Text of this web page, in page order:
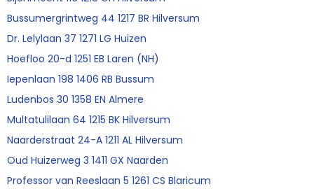
Bussumergrintweg 44 1217 BR Hilversum
Dr. Lelylaan 37 1271 LG Huizen
Hoefloo 20-d 1251 EB Laren (NH)
Iepenlaan 198 1406 RB Bussum
Ludenbos 30 1358 EN Almere
Multatulilaan 64 1215 BK Hilversum
Naarderstraat 24-A 1211 AL Hilversum
Oud Huizerweg 3 1411 GX Naarden
Professor van Reeslaan 5 1261 CS Blaricum